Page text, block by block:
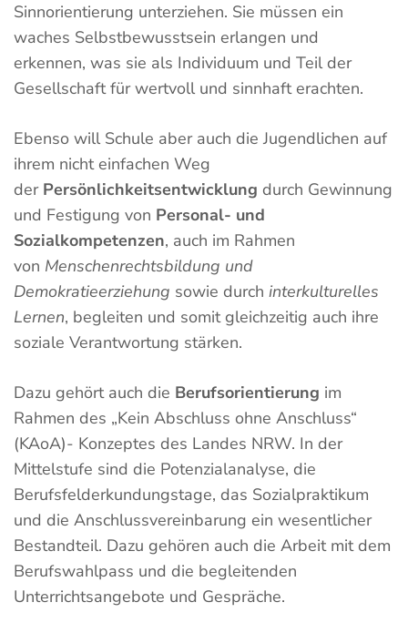
Sinnorientierung unterziehen. Sie müssen ein
waches Selbstbewusstsein erlangen und
erkennen, was sie als Individuum und Teil der
Gesellschaft für wertvoll und sinnhaft erachten.
Ebenso will Schule aber auch die Jugendlichen auf
ihrem nicht einfachen Weg
der Persönlichkeitsentwicklung durch Gewinnung
und Festigung von Personal- und
Sozialkompetenzen, auch im Rahmen
von Menschenrechtsbildung und
Demokratieerziehung sowie durch interkulturelles
Lernen, begleiten und somit gleichzeitig auch ihre
soziale Verantwortung stärken.
Dazu gehört auch die Berufsorientierung im
Rahmen des „Kein Abschluss ohne Anschluss“
(KAoA)- Konzeptes des Landes NRW. In der
Mittelstufe sind die Potenzialanalyse, die
Berufsfelderkundungstage, das Sozialpraktikum
und die Anschlussvereinbarung ein wesentlicher
Bestandteil. Dazu gehören auch die Arbeit mit dem
Berufswahlpass und die begleitenden
Unterrichtsangebote und Gespräche.